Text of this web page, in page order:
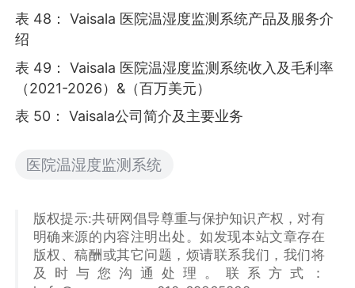
表 48： Vaisala 医院温湿度监测系统产品及服务介
绍
表 49： Vaisala 医院温湿度监测系统收入及毛利率
（2021-2026）&（百万美元）
表 50： Vaisala公司简介及主要业务
医院温湿度监测系统
版权提示:共研网倡导尊重与保护知识产权，对有
明确来源的内容注明出处。如发现本站文章存在
版权、稿酬或其它问题，烦请联系我们，我们将
及时与您沟通处理。联系方式：